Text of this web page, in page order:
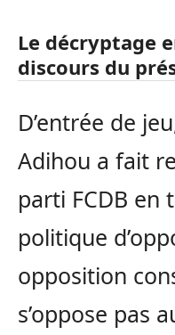
Le décryptage
discours du
D’entrée de
Adihou a fait
parti FCDB en
politique
opposition
s’oppose pas